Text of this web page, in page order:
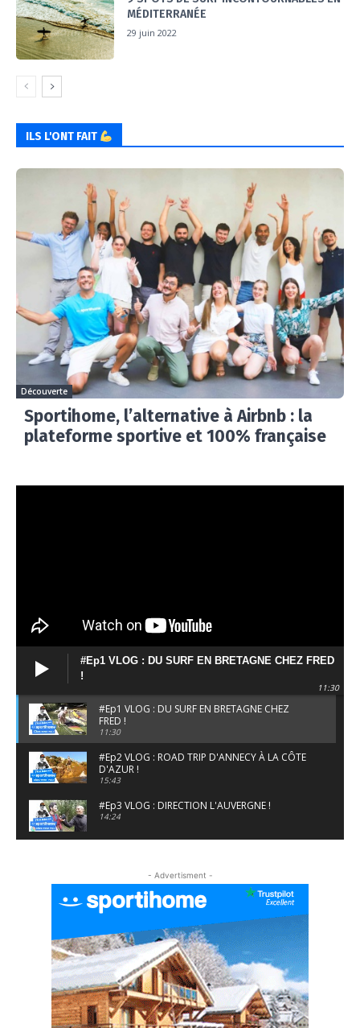
MÉDITERRANÉE
29 juin 2022
ILS L'ONT FAIT
Découverte
Sportihome, l’alternative à Airbnb : la
plateforme sportive et 100% française
#Ep1 VLOG : DU SURF EN BRETAGNE CHEZ FRED
!
11:30
#Ep1 VLOG : DU SURF EN BRETAGNE CHEZ
FRED !
11:30
#Ep2 VLOG : ROAD TRIP D'ANNECY À LA CÔTE
D'AZUR !
15:43
#Ep3 VLOG : DIRECTION L'AUVERGNE !
14:24
#EP6 VLOG : SKI & RANDONNÉE DANS LES
ALPES
#EP7 VLOG : DE LA RAQUETTE EN PLEIN MILIEU
DU BEAUFORTAIN
04:09
#Ep8 VLOG : DÉCOUVERTE DU VERCORS ET DU
BASSIN GRENOBLOIS !
09:04
- Advertisment -